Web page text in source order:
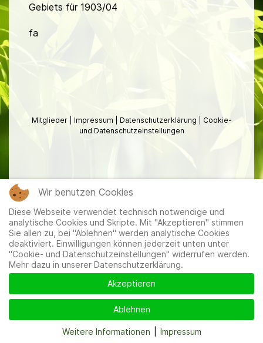
Gebiets für 1903/04
fa
Mitglieder Impressum Datenschutzerklärung
Cookie-
und Datenschutzeinstellungen
Wir benutzen Cookies
Diese Webseite verwendet technisch notwendige und
analytische Cookies und Skripte. Mit "Akzeptieren" stimmen
Sie allen zu, bei "Ablehnen" werden analytische Cookies
deaktiviert. Einwilligungen können jederzeit unten unter
"Cookie- und Datenschutzeinstellungen" widerrufen werden.
Mehr dazu in unserer Datenschutzerklärung.
Akzeptieren
Ablehnen
Weitere Informationen Impressum